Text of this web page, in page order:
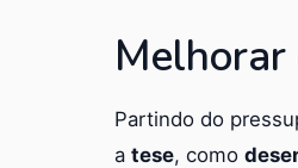
Melhorar
Partindo do
a tese, como